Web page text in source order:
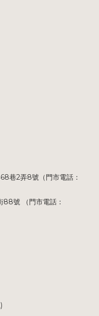
巷2弄8號（門市電話：
88號 （門市電話：